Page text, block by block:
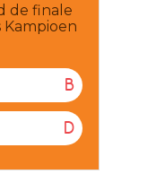
de finale
B
D